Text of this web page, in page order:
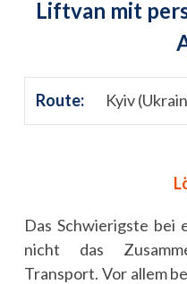
Liftvan mit
Route: Kyiv
Das Schwierigste bei
nicht das
Transport. Vor allem